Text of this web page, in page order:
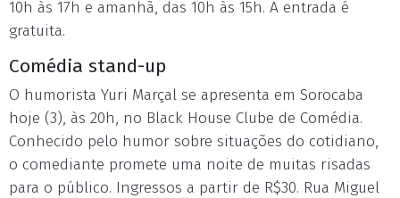
10h às 17h e amanhã, das 10h às 15h. A entrada é
gratuita.
Comédia stand-up
O humorista Yuri Marçal se apresenta em Sorocaba
hoje (3), às 20h, no Black House Clube de Comédia.
Conhecido pelo humor sobre situações do cotidiano,
o comediante promete uma noite de muitas risadas
para o público. Ingressos a partir de R$30. Rua Miguel